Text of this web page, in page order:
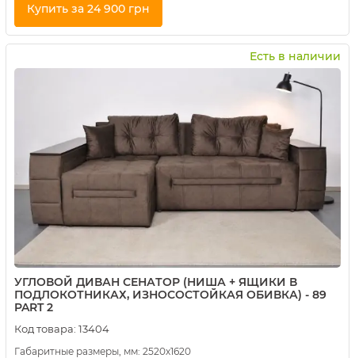
Купить за 24 900 грн
Купить в 1 клик
Есть в наличии
УГЛОВОЙ ДИВАН СЕНАТОР (НИША + ЯЩИКИ В
ПОДЛОКОТНИКАХ, ИЗНОСОСТОЙКАЯ ОБИВКА) - 89
PART 2
Код товара: 13404
Габаритные размеры, мм: 2520х1620